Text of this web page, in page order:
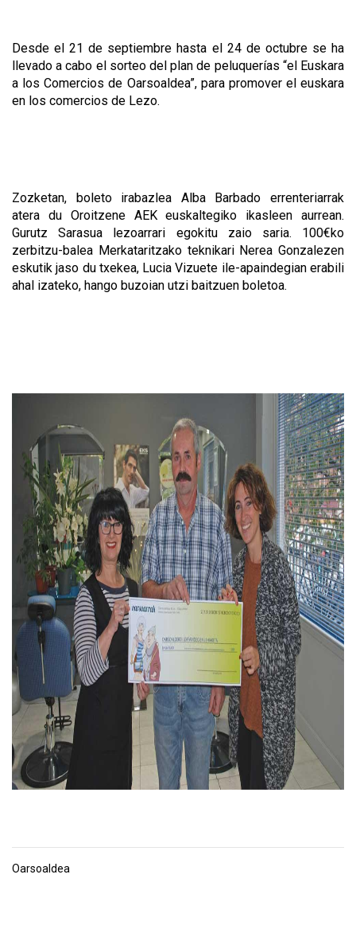
Desde el 21 de septiembre hasta el 24 de octubre se ha
llevado a cabo el sorteo del plan de peluquerías “el Euskara
a los Comercios de Oarsoaldea”, para promover el euskara
en los comercios de Lezo.
Zozketan, boleto irabazlea Alba Barbado errenteriarrak
atera du Oroitzene AEK euskaltegiko ikasleen aurrean.
Gurutz Sarasua lezoarrari egokitu zaio saria. 100€ko
zerbitzu-balea Merkataritzako teknikari Nerea Gonzalezen
eskutik jaso du txekea, Lucia Vizuete ile-apaindegian erabili
ahal izateko, hango buzoian utzi baitzuen boletoa.
Oarsoaldea